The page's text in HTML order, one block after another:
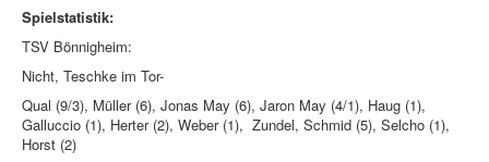
Spielstatistik:
TSV Bönnigheim:
Nicht, Teschke im Tor-
Qual (9/3), Müller (6), Jonas May (6), Jaron May (4/1), Haug (1),
Galluccio (1), Herter (2), Weber (1), Zundel, Schmid (5), Selcho (1),
Horst (2)